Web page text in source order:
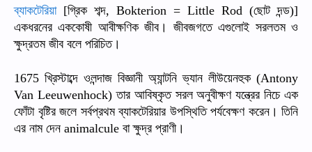
ব্যাকটেরিয়া[গ্রিক শব্দ, Bokterion = Little Rod (ছোট দন্ড)]
একধরনের এককোষী আবীক্ষণিক জীব। জীবজগতে এগুলোই সরলতম ও
ক্ষুদ্রতম জীব বলে পরিচিত।
1675 খ্রিস্টাব্দে ওলন্দাজ বিজ্ঞানী অ্যান্টনি ভ্যান লীউয়েনহুক(Antony
Van Leeuwenhock)তার আবিষ্কৃত সরল অনুবীক্ষণ যন্ত্রের নিচে এক
ফোঁটা বৃষ্টির জলে সর্বপ্রথম ব্যাকটেরিয়ার উপস্থিতি পর্যবেক্ষণ করেন। তিনি
এর নাম দেন animalcule বা ক্ষুদ্র প্রাণী।